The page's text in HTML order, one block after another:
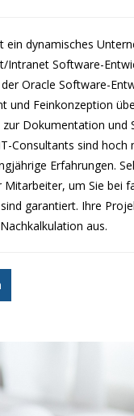
ein dynamisches
Intranet Software-
Oracle Software-
und Feinkonzeption
Dokumentation und
Consultants sind
Erfahrungen.
Mitarbeiter, um Sie bei
garantiert. Ihre
aus.